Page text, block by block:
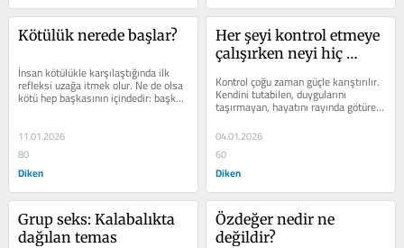
Kötülük nerede başlar?
İnsan kötülükle karşılaştığında ilk
refleksi uzağa itmek olur. Ne de olsa
kötü hep başkasının içindedir: başka
bir zihnin...
11.01.2026
80
Diken
Her şeyi kontrol etmeye
çalışırken neyi hiç
Kontrol çoğu zaman güçle karıştırılır.
Kendini tutabilen, duygularını
taşırmayan, hayatını rayında götüren
insan ‘sağlam’...
04.01.2026
60
Diken
Grup seks: Kalabalıkta
dağılan temas
Özdeğer nedir ne
değildir?